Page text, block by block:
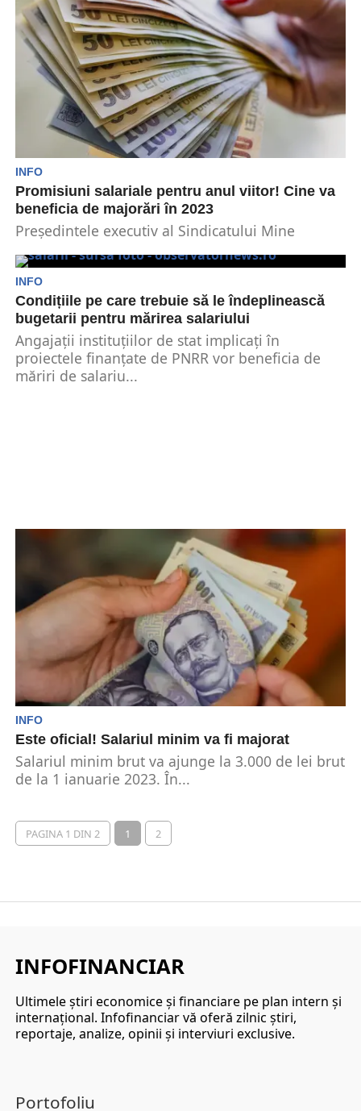
INFO
Promisiuni salariale pentru anul viitor! Cine va
beneficia de majorări în 2023
Președintele executiv al Sindicatului Mine
optimiste pentru angajații de...
INFO
Condițiile pe care trebuie să le îndeplinească
bugetarii pentru mărirea salariului
Angajații instituțiilor de stat implicați în
proiectele finanțate de PNRR vor beneficia de
măriri de salariu...
INFO
Este oficial! Salariul minim va fi majorat
Salariul minim brut va ajunge la 3.000 de lei brut
de la 1 ianuarie 2023. În...
PAGINA 1 DIN 2 1 2
INFOFINANCIAR
Ultimele ştiri economice şi financiare pe plan intern şi
internaţional. Infofinanciar vă oferă zilnic ştiri,
reportaje, analize, opinii şi interviuri exclusive.
Portofoliu